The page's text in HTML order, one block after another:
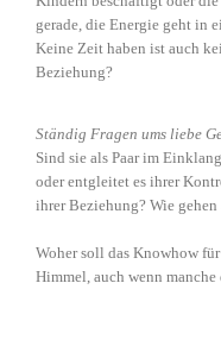
gerade, die Energie geht in
Keine Zeit haben ist auch
Beziehung?
Ständig Fragen ums liebe
Sind sie als Paar im
oder entgleitet es ihrer
ihrer Beziehung? Wie gehen
Woher soll das Knowhow
Himmel, auch wenn manche